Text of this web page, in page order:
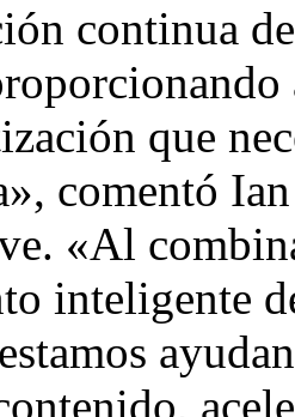
continua
que
comentó
. «Al
inteligente